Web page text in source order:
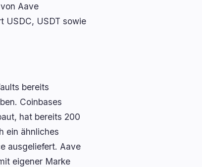
Aave
USDC, USDT sowie
bereits
Coinbases
hat bereits 200
ein ähnliches
ausgeliefert. Aave
eigener Marke